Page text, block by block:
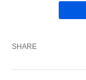
SHARE